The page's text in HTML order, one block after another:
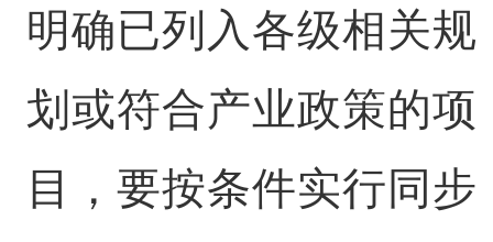
明确已列入各级相关规
划或符合产业政策的项
目，要按条件实行同步